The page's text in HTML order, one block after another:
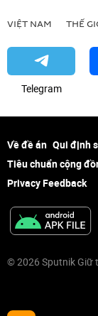
VIỆT NAM THẾ
Telegram
Về đề án Qui định
Tiêu chuẩn cộng
Privacy Feedback
© 2026 Sputnik Giữ